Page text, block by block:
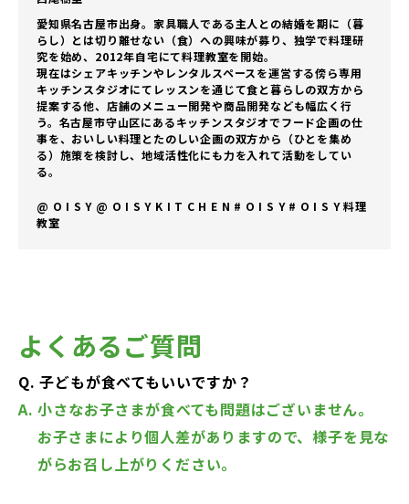
愛知県名古屋市出身。家具職人である主人との結婚を期に（暮
らし）とは切り離せない（食）への興味が募り、独学で料理研
究を始め、2012年自宅にて料理教室を開始。
現在はシェアキッチンやレンタルスペースを運営する傍ら専用
キッチンスタジオにてレッスンを通じて食と暮らしの双方から
提案する他、店舗のメニュー開発や商品開発なども幅広く行
う。名古屋市守山区にあるキッチンスタジオでフード企画の仕
事を、おいしい料理とたのしい企画の双方から（ひとを集め
る）施策を検討し、地域活性化にも力を入れて活動をしてい
る。
@ O I S Y @ O I S Y K I T C H E N # O I S Y # O I S Y 料理
教室
よくあるご質問
Q. 子どもが食べてもいいですか？
A. 小さなお子さまが食べても問題はございません。
お子さまにより個人差がありますので、様子を見な
がらお召し上がりください。